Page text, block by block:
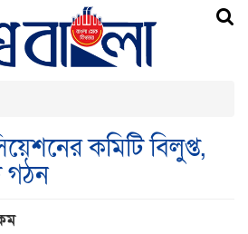
কমিটি বিলুপ্ত,
গঠন